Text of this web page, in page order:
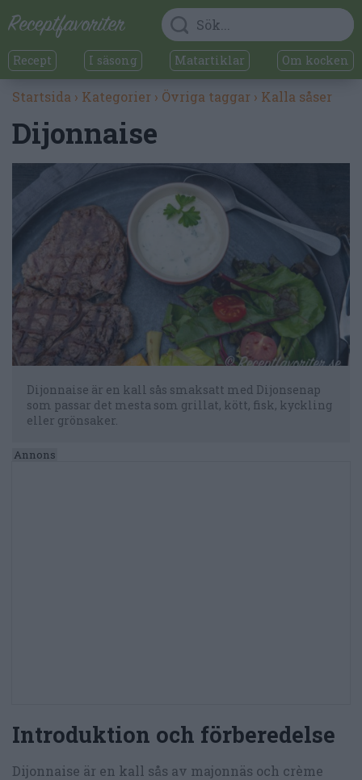
Recept I säsong Matartiklar Om kocken
Startsida › Kategorier › Övriga taggar › Kalla såser
Dijonnaise
Dijonnaise är en kall sås smaksatt med Dijonsenap
som passar det mesta som grillat, kött, fisk, kyckling
eller grönsaker.
Introduktion och förberedelse
Dijonnaise är en kall sås av majonnäs och crème